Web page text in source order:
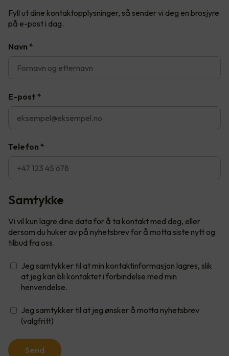
Fyll ut dine kontaktopplysninger, så sender vi deg en brosjyre
på e-post i dag.
Navn *
E-post *
Telefon *
Samtykke
Vi vil kun lagre dine data for å ta kontakt med deg, eller
dersom du huker av på nyhetsbrev for å motta siste nytt og
tilbud fra oss.
Jeg samtykker til at min kontaktinformasjon lagres, slik
at jeg kan bli kontaktet i forbindelse med min
henvendelse.
Jeg samtykker til at jeg ønsker å motta nyhetsbrev
(valgfritt)
Send